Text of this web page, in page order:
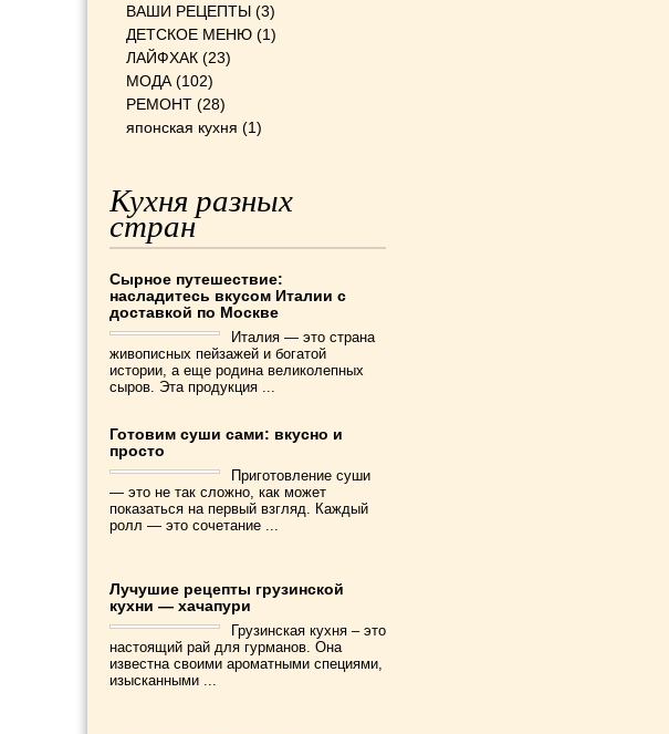
ВАШИ РЕЦЕПТЫ (3)
ДЕТСКОЕ МЕНЮ (1)
ЛАЙФХАК (23)
МОДА (102)
РЕМОНТ (28)
японская кухня (1)
Кухня разных
стран
Сырное путешествие:
насладитесь вкусом Италии с
доставкой по Москве
Италия — это страна
живописных пейзажей и богатой
истории, а еще родина великолепных
сыров. Эта продукция ...
Готовим суши сами: вкусно и
просто
Приготовление суши
— это не так сложно, как может
показаться на первый взгляд. Каждый
ролл — это сочетание ...
Лучушие рецепты грузинской
кухни — хачапури
Грузинская кухня – это
настоящий рай для гурманов. Она
известна своими ароматными специями,
изысканными ...